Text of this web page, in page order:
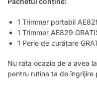
1 Trimmer portabil
1 Trimmer AE829
1 Perie de curățare
Nu rata ocazia de a avea
pentru rutina ta de îngrijire